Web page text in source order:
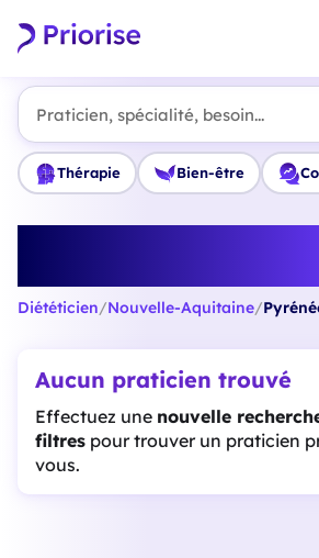
Praticien, spécialité, besoin...
Thérapie Bien-être
Diététicien/Nouvelle-Aquitaine/
Aucun praticien trouvé
Effectuez une nouvelle
filtres pour trouver un praticien
vous.